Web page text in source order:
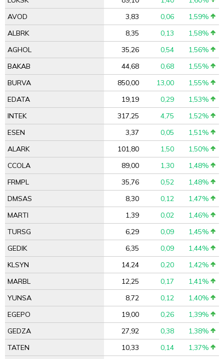
AVOD
3,83 0,06
1,59%
ALBRK
8,35 0,13
1,58%
AGHOL
35,26 0,54
1,56%
BAKAB
44,68 0,68
1,55%
BURVA
850,00 13,00
1,55%
EDATA
19,19 0,29
1,53%
INTEK
317,25 4,75
1,52%
ESEN
3,37 0,05
1,51%
ALARK
101,80 1,50
1,50%
CCOLA
89,00 1,30
1,48%
FRMPL
35,76 0,52
1,48%
DMSAS
8,30 0,12
1,47%
MARTI
1,39 0,02
1,46%
TURSG
6,29 0,09
1,45%
GEDIK
6,35 0,09
1,44%
KLSYN
14,24 0,20
1,42%
MARBL
12,25 0,17
1,41%
YUNSA
8,72 0,12
1,40%
EGEPO
19,00 0,26
1,39%
GEDZA
27,92 0,38
1,38%
TATEN
10,33 0,14
1,37%